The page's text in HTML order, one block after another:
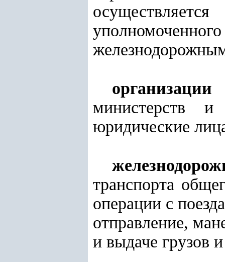
организации
министерств
юридические
транспорта
операции с
отправление,
и выдаче грузов